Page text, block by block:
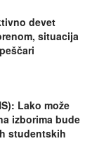
devet
situacija
Lako može
izborima bude
studentskih